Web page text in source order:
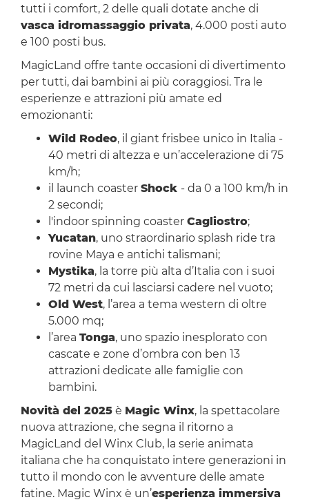
tutti i comfort, 2 delle quali dotate anche di
vasca idromassaggio privata, 4.000 posti auto
e 100 posti bus.
MagicLand offre tante occasioni di divertimento
per tutti, dai bambini ai più coraggiosi. Tra le
esperienze e attrazioni più amate ed
emozionanti:
Wild Rodeo, il giant frisbee unico in Italia -
40 metri di altezza e un’accelerazione di 75
km/h;
il launch coaster Shock - da 0 a 100 km/h in
2 secondi;
l'indoor spinning coaster Cagliostro;
Yucatan, uno straordinario splash ride tra
rovine Maya e antichi talismani;
Mystika, la torre più alta d’Italia con i suoi
72 metri da cui lasciarsi cadere nel vuoto;
Old West, l’area a tema western di oltre
5.000 mq;
l’area Tonga, uno spazio inesplorato con
cascate e zone d’ombra con ben 13
attrazioni dedicate alle famiglie con
bambini.
Novità del 2025è Magic Winx, la spettacolare
nuova attrazione, che segna il ritorno a
MagicLand del Winx Club, la serie animata
italiana che ha conquistato intere generazioni in
tutto il mondo con le avventure delle amate
fatine. Magic Winx è un’esperienza immersiva